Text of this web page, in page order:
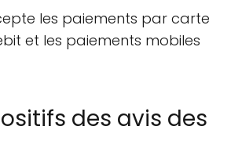
les paiements par carte
et les paiements mobiles
des avis des